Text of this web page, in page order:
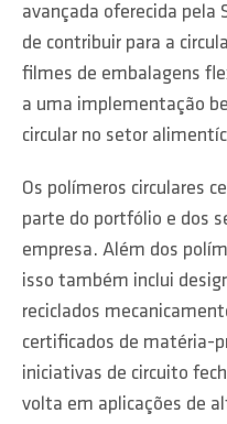
avançada oferecida pela
de contribuir para a
filmes de embalagens
a uma implementação
circular no setor
Os polímeros circulares
parte do portfólio e dos
empresa. Além dos
isso também inclui
reciclados
certificados de matéria-
iniciativas de circuito
volta em aplicações de